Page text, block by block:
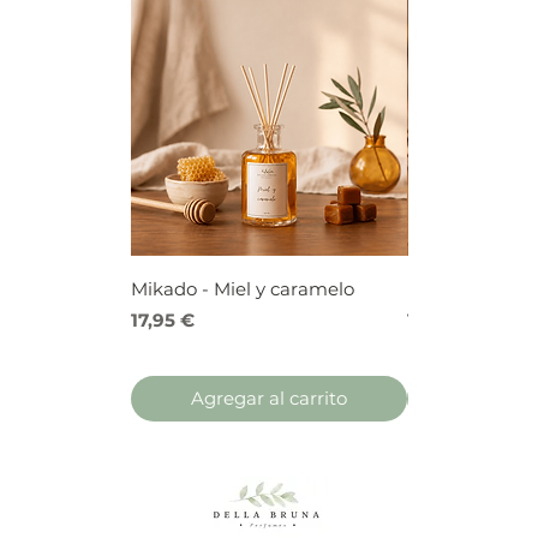
Mikado - Miel y caramelo
Precio
17,95 €
Agregar al carrito
Precio
17,95 €